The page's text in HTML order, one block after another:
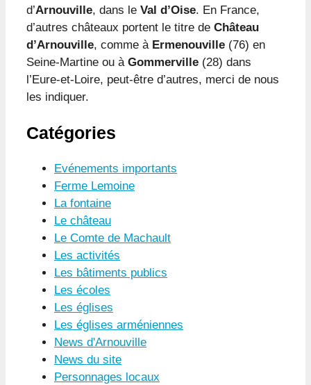
d’Arnouville, dans le Val d’Oise. En France,
d’autres châteaux portent le titre de Château
d’Arnouville, comme à Ermenouville (76) en
Seine-Martine ou à Gommerville (28) dans
l’Eure-et-Loire, peut-être d’autres, merci de nous
les indiquer.
Catégories
Evénements importants
Ferme Lemoine
La fontaine
Le château
Le Comte de Machault
Les activités
Les bâtiments publics
Les écoles
Les églises
Les églises arméniennes
News d'Arnouville
News du site
Personnages locaux